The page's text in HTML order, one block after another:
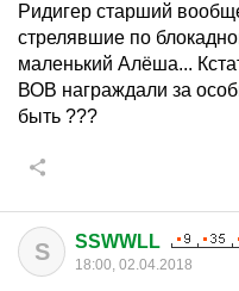
Ридигер старший
стрелявшие по
маленький Алёша...
ВОВ награждали за
быть ???
S SSWWLL
18:00, 02.04.2018